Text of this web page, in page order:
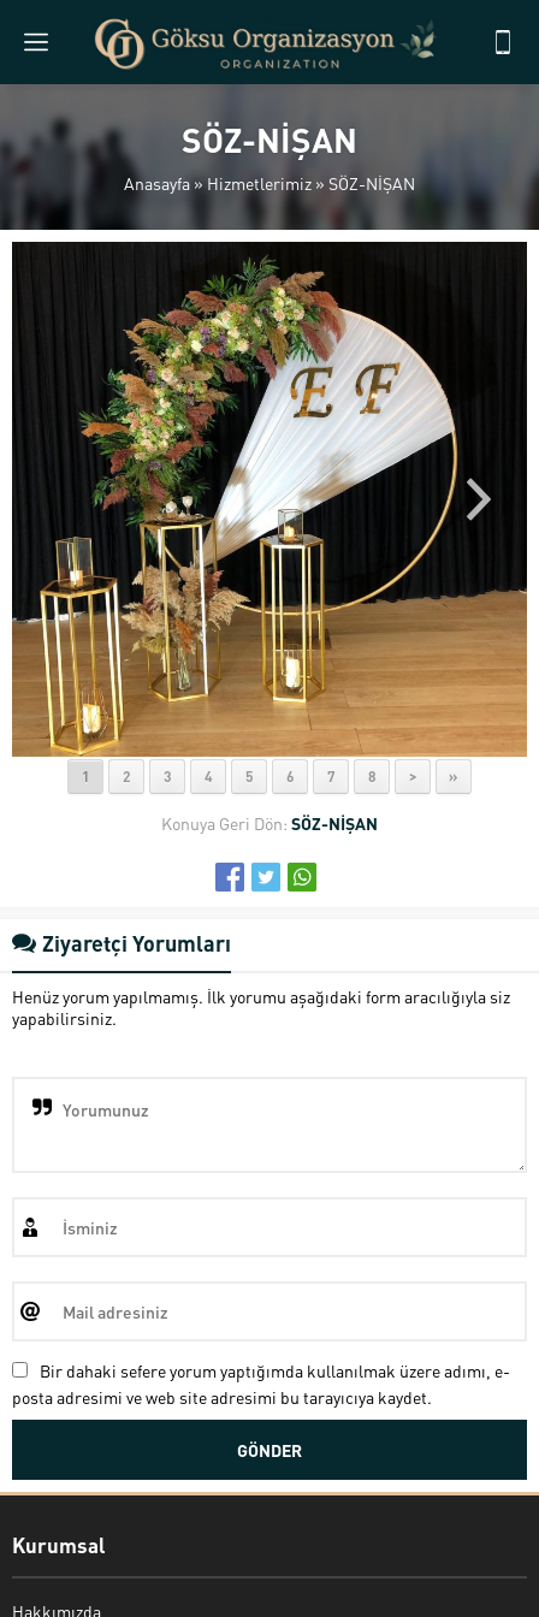
SÖZ-NİŞAN
Anasayfa »Hizmetlerimiz » SÖZ-NİŞAN
1 2 3 4 5 6 7 8 > »
Konuya Geri Dön: SÖZ-NİŞAN
Ziyaretçi Yorumları
Henüz yorum yapılmamış. İlk yorumu aşağıdaki form aracılığıyla siz
yapabilirsiniz.
Bir dahaki sefere yorum yaptığımda kullanılmak üzere adımı, e-
posta adresimi ve web site adresimi bu tarayıcıya kaydet.
Kurumsal
Hakkımızda